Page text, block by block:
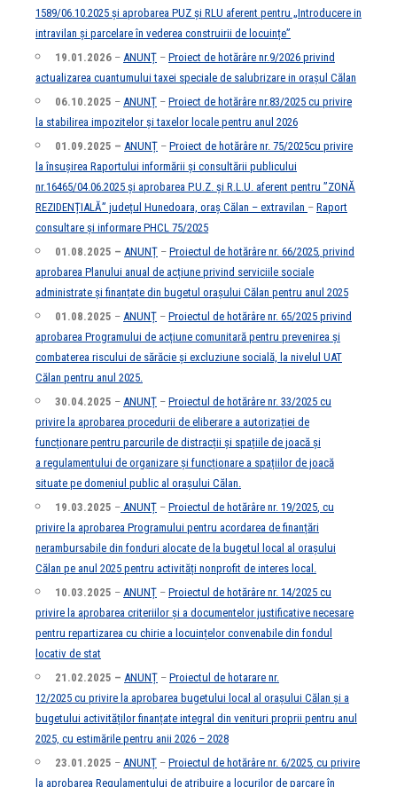
1589/06.10.2025 și aprobarea PUZ și RLU aferent pentru „Introducere in
intravilan și parcelare în vederea construirii de locuințe”
19.01.2026 – ANUNȚ – Proiect de hotărâre nr.9/2026 privind
actualizarea cuantumului taxei speciale de salubrizare in orașul Călan
06.10.2025 – ANUNȚ – Proiect de hotărâre nr.83/2025 cu privire
la stabilirea impozitelor și taxelor locale pentru anul 2026
01.09.2025 – ANUNȚ – Proiect de hotărâre nr. 75/2025cu privire
la însușirea Raportului informării și consultării publicului
nr.16465/04.06.2025 și aprobarea P.U.Z. și R.L.U. aferent pentru ”ZONĂ
REZIDENȚIALĂ” județul Hunedoara, oraș Călan – extravilan – Raport
consultare și informare PHCL 75/2025
01.08.2025 – ANUNȚ – Proiectul de hotărâre nr. 66/2025, privind
aprobarea Planului anual de acțiune privind serviciile sociale
administrate și finanțate din bugetul orașului Călan pentru anul 2025
01.08.2025 – ANUNȚ – Proiectul de hotărâre nr. 65/2025 privind
aprobarea Programului de acțiune comunitară pentru prevenirea și
combaterea riscului de sărăcie și excluziune socială, la nivelul UAT
Călan pentru anul 2025.
30.04.2025 – ANUNȚ – Proiectul de hotărâre nr. 33/2025 cu
privire la aprobarea procedurii de eliberare a autorizației de
funcționare pentru parcurile de distracții și spațiile de joacă și
a regulamentului de organizare și funcționare a spațiilor de joacă
situate pe domeniul public al orașului Călan.
19.03.2025 – ANUNȚ – Proiectul de hotărâre nr. 19/2025, cu
privire la aprobarea Programului pentru acordarea de finanțări
nerambursabile din fonduri alocate de la bugetul local al orașului
Călan pe anul 2025 pentru activități nonprofit de interes local.
10.03.2025 – ANUNȚ – Proiectul de hotărâre nr. 14/2025 cu
privire la aprobarea criteriilor și a documentelor justificative necesare
pentru repartizarea cu chirie a locuințelor convenabile din fondul
locativ de stat
21.02.2025 – ANUNȚ – Proiectul de hotarare nr.
12/2025 cu privire la aprobarea bugetului local al orașului Călan și a
bugetului activităților finanțate integral din venituri proprii pentru anul
2025, cu estimările pentru anii 2026 – 2028
23.01.2025 – ANUNȚ – Proiectul de hotărâre nr. 6/2025, cu privire
la aprobarea Regulamentului de atribuire a locurilor de parcare în